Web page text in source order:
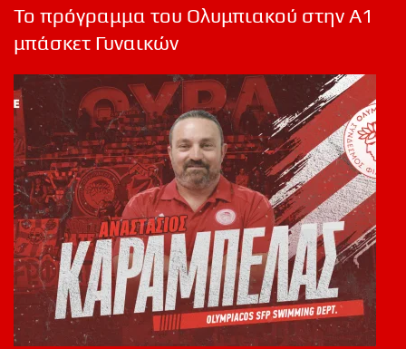
Το πρόγραμμα του Ολυμπιακού στην Α1
μπάσκετ Γυναικών